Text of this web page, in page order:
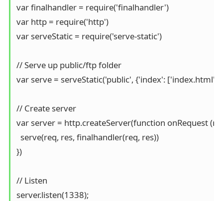
var finalhandler = require('finalhandler')
var http = require('http')
var serveStatic = require('serve-static')
// Serve up public/ftp folder
var serve = serveStatic('public', {'index': ['index.html',
// Create server
var server = http.createServer(function onRequest
  serve(req, res, finalhandler(req, res))
})
// Listen
server.listen(1338);